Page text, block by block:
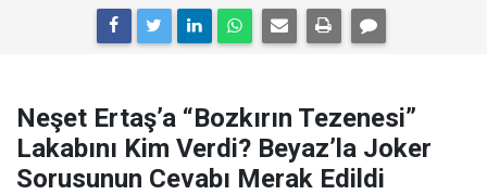
Neşet Ertaş’a “Bozkırın Tezenesi”
Lakabını Kim Verdi? Beyaz’la Joker
Sorusunun Cevabı Merak Edildi